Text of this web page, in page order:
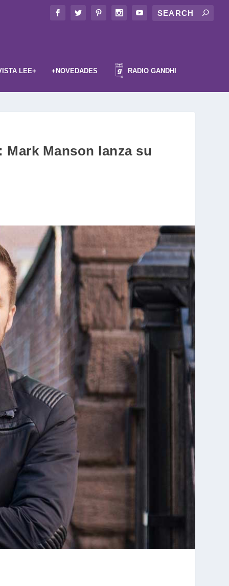
LEE+ +NOVEDADES RADIO GANDHI
Manson lanza su